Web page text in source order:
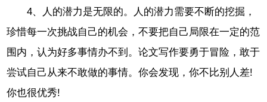
4、人的潜力是无限的。人的潜力需要不断的挖掘，
珍惜每一次挑战自己的机会，不要把自己局限在一定的范
围内，认为好多事情办不到。论文写作要勇于冒险，敢于
尝试自己从来不敢做的事情。你会发现，你不比别人差!
你也很优秀!